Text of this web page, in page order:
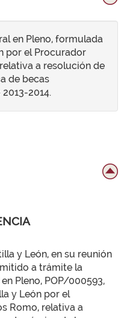
en Pleno, formulada
por el Procurador
a resolución de
de becas
2014.
y León, en su reunión
a trámite la
Pleno, POP/000593,
y León por el
Romo, relativa a